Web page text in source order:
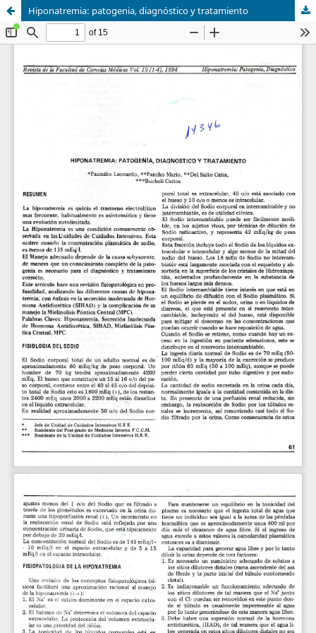
Hiponatremia: patogenia, diagnóstico y tratamiento